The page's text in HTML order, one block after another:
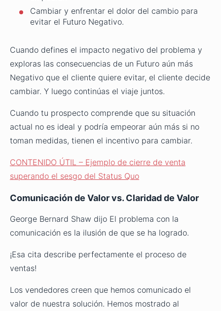
Cambiar y enfrentar el dolor del cambio para
evitar el Futuro Negativo.
Cuando defines el impacto negativo del problema y
exploras las consecuencias de un Futuro aún más
Negativo que el cliente quiere evitar, el cliente decide
cambiar. Y luego continúas el viaje juntos.
Cuando tu prospecto comprende que su situación
actual no es ideal y podría empeorar aún más si no
toman medidas, tienen el incentivo para cambiar.
CONTENIDO ÚTIL – Ejemplo de cierre de venta
superando el sesgo del Status Quo
Comunicación de Valor vs. Claridad de Valor
George Bernard Shaw dijo El problema con la
comunicación es la ilusión de que se ha logrado.
¡Esa cita describe perfectamente el proceso de
ventas!
Los vendedores creen que hemos comunicado el
valor de nuestra solución. Hemos mostrado al